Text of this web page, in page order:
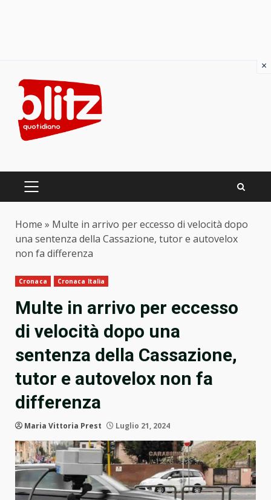
content
PRIMARY
Home » Multe in arrivo per eccesso di velocità dopo
una sentenza della Cassazione, tutor e autovelox
non fa differenza
Cronaca Cronaca Italia
Multe in arrivo per eccesso
di velocità dopo una
sentenza della Cassazione,
tutor e autovelox non fa
differenza
Maria Vittoria Prest Luglio 21, 2024
×